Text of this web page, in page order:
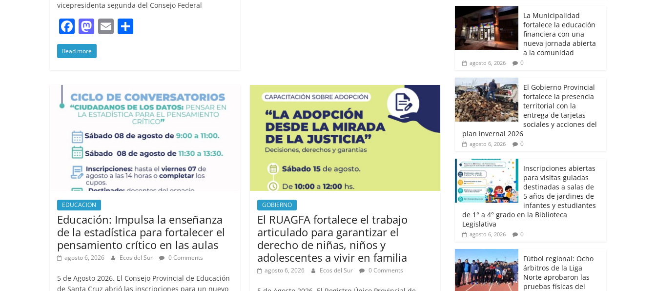
vicepresidenta segunda del Consejo Federal
F
a
c
b
o
o
k
M
a
st
d
o
n
E
Read more
EDUCACION
Educación: Impulsa la enseñanza
de la estadística para fortalecer el
pensamiento crítico en las aulas
agosto 6, 2026 Ecos del Sur 0 Comments
5 de Agosto 2026. El Consejo Provincial de Educación
de Santa Cruz abrió las inscripciones para un nuevo
GOBIERNO
El RUAGFA fortalece el trabajo
articulado para garantizar el
derecho de niñas, niños y
adolescentes a vivir en familia
agosto 6, 2026 Ecos del Sur 0 Comments
La Municipalidad
fortalece la educación
financiera con una
nueva jornada abierta
a la comunidad
agosto 6, 2026 0
El Gobierno Provincial
fortalece la presencia
territorial con la
entrega de tarjetas
sociales y acciones del
plan invernal 2026
agosto 6, 2026 0
Inscripciones abiertas
para visitas guiadas
destinadas a salas de
5 años de jardines de
infantes y estudiantes
de 1° a 4° grado en la Biblioteca
Legislativa
agosto 6, 2026 0
Fútbol regional: Ocho
árbitros de la Liga
Norte aprobaron las
pruebas físicas del